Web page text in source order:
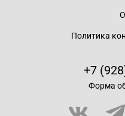
Политика
+7
Форма